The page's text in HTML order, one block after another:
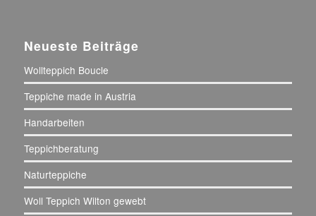
Neueste Beiträge
Wollteppich Boucle
Teppiche made in Austria
Handarbeiten
Teppichberatung
Naturteppiche
Woll Teppich Wilton gewebt